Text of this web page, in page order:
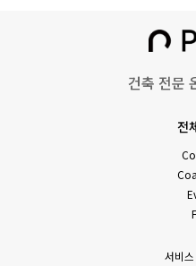
건축 전문
전
서비